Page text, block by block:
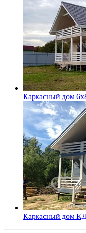
Каркасный дом
Каркасный дом